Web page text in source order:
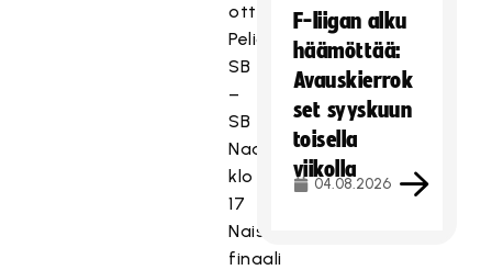
ottelu
Pelicans
SB
–
SB
Naantali
klo
17
Naisten
finaali
F-liigan alku
häämöttää:
Avauskierrok
set syyskuun
toisella
viikolla
04.08.2026